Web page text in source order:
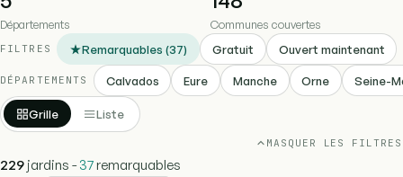
Départements Communes couvertes
FILTRES Remarquables (37) Gratuit Ouvert maintenant
DÉPARTEMENTS Calvados Eure Manche Orne Seine-
Grille Liste
MASQUER LES FILTRES
229 jardins -37remarquables